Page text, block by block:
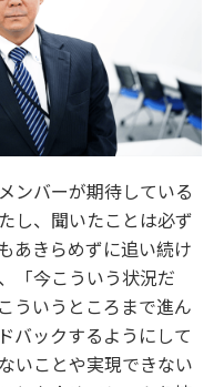
ンバーが期待している
し、聞いたことは必ず
あきらめずに追い続け
「今こういう状況だ
ういうところまで進ん
バックするようにして
いことや実現できない